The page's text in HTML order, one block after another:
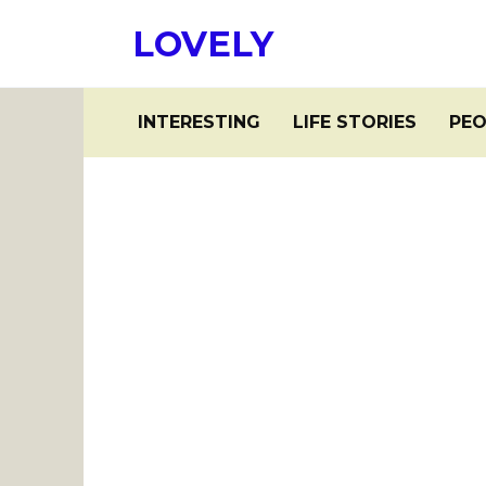
LOVELY
INTERESTING LIFE STORIES